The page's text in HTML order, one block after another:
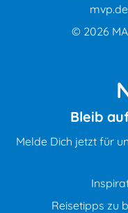
© 2026
Bleib
Melde Dich jetzt für
Reisetipps zu